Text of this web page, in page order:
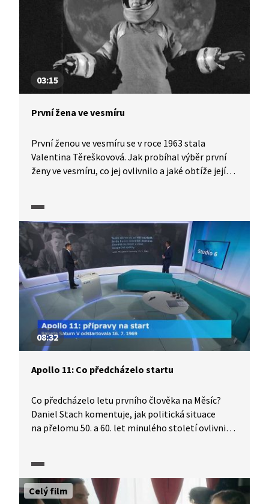
03:15
První žena ve vesmíru
První ženou ve vesmíru se v roce 1963 stala
Valentina Těreškovová. Jak probíhal výběr první
ženy ve vesmíru, co jej ovlivnilo a jaké obtíže její
08:32
Apollo 11: Co předcházelo startu
Co předcházelo letu prvního člověka na Měsíc?
Daniel Stach komentuje, jak politická situace
na přelomu 50. a 60. let minulého století ovlivnila
při dobývání vesmíru. Jaké události vedly
prezidenta J. F. Kennedyho k uspíšení příprav letu
na Měsíc a jak přípravy ovlivnila tragédie lodi
Celý film